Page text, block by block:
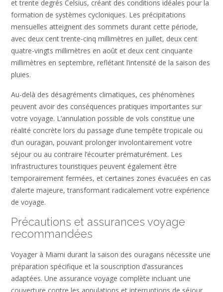
et trente degrés Celsius, créant des conditions idéales pour la
formation de systèmes cycloniques. Les précipitations
mensuelles atteignent des sommets durant cette période,
avec deux cent trente-cinq millimètres en juillet, deux cent
quatre-vingts millimètres en août et deux cent cinquante
millimètres en septembre, reflétant l’intensité de la saison des
pluies.
Au-delà des désagréments climatiques, ces phénomènes
peuvent avoir des conséquences pratiques importantes sur
votre voyage. L’annulation possible de vols constitue une
réalité concrète lors du passage d’une tempête tropicale ou
d’un ouragan, pouvant prolonger involontairement votre
séjour ou au contraire l’écourter prématurément. Les
infrastructures touristiques peuvent également être
temporairement fermées, et certaines zones évacuées en cas
d’alerte majeure, transformant radicalement votre expérience
de voyage.
Précautions et assurances voyage
recommandées
Voyager à Miami durant la saison des ouragans nécessite une
préparation spécifique et la souscription d’assurances
adaptées. Une assurance voyage complète incluant une
couverture contre les annulations et interruptions de séjour